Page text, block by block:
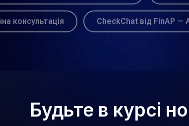
консультація CheckChat від FinAP —
Будьте в курсі